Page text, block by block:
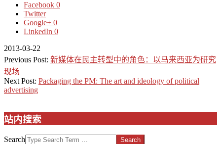
Facebook 0
Twitter
Google+ 0
LinkedIn 0
2013-03-22
Previous Post: 新媒体在民主转型中的角色：以马来西亚为研究
现场
Next Post: Packaging the PM: The art and ideology of political
advertising
站内搜索
Search